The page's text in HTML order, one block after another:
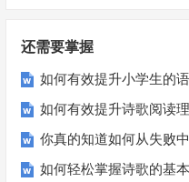
还需要掌握
如何有效提升小学生的
如何有效提升诗歌阅读
你真的知道如何从失败
如何轻松掌握诗歌的基